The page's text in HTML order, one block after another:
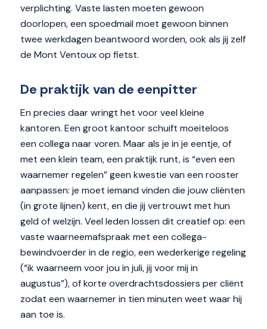
verplichting. Vaste lasten moeten gewoon
doorlopen, een spoedmail moet gewoon binnen
twee werkdagen beantwoord worden, ook als jij zelf
de Mont Ventoux op fietst.
De praktijk van de eenpitter
En precies daar wringt het voor veel kleine
kantoren. Een groot kantoor schuift moeiteloos
een collega naar voren. Maar als je in je eentje, of
met een klein team, een praktijk runt, is “even een
waarnemer regelen” geen kwestie van een rooster
aanpassen: je moet iemand vinden die jouw cliënten
(in grote lijnen) kent, en die jij vertrouwt met hun
geld of welzijn. Veel leden lossen dit creatief op: een
vaste waarneemafspraak met een collega-
bewindvoerder in de regio, een wederkerige regeling
(“ik waarneem voor jou in juli, jij voor mij in
augustus”), of korte overdrachtsdossiers per cliënt
zodat een waarnemer in tien minuten weet waar hij
aan toe is.